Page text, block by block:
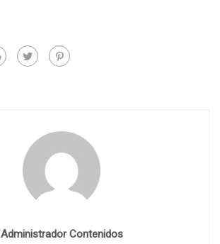
Administrador Contenidos